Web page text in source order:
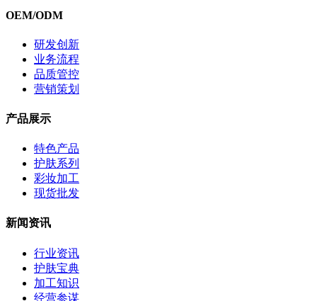
OEM/ODM
研发创新
业务流程
品质管控
营销策划
产品展示
特色产品
护肤系列
彩妆加工
现货批发
新闻资讯
行业资讯
护肤宝典
加工知识
经营参谋